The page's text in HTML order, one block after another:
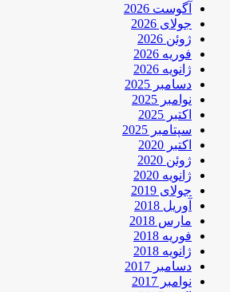
آگوست 2026
جولای 2026
ژوئن 2026
فوریه 2026
ژانویه 2026
دسامبر 2025
نوامبر 2025
اکتبر 2025
سپتامبر 2025
اکتبر 2020
ژوئن 2020
ژانویه 2020
جولای 2019
آوریل 2018
مارس 2018
فوریه 2018
ژانویه 2018
دسامبر 2017
نوامبر 2017